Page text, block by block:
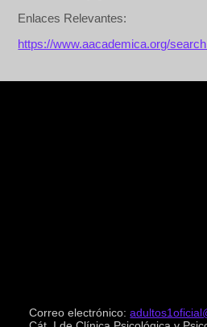
Enlaces Relevantes:
https://www.aacademica.org/
Correo electrónico: